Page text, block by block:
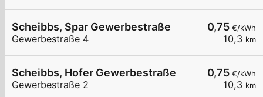
0,75 €/kWh
10,3 km
Scheibbs, Spar Gewerbestraße
Gewerbestraße 4
0,75 €/kWh
10,3 km
Scheibbs, Hofer Gewerbestraße
Gewerbestraße 2